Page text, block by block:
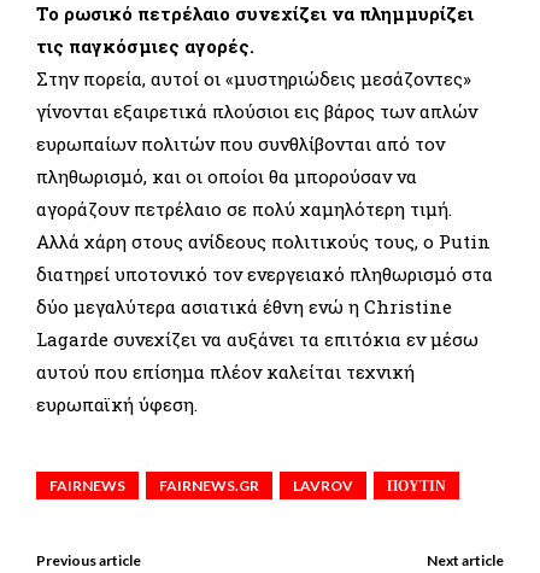
Το ρωσικό πετρέλαιο συνεχίζει να πλημμυρίζει
τις παγκόσμιες αγορές.
Στην πορεία, αυτοί οι «μυστηριώδεις μεσάζοντες»
γίνονται εξαιρετικά πλούσιοι εις βάρος των απλών
ευρωπαίων πολιτών που συνθλίβονται από τον
πληθωρισμό, και οι οποίοι θα μπορούσαν να
αγοράζουν πετρέλαιο σε πολύ χαμηλότερη τιμή.
Αλλά χάρη στους ανίδεους πολιτικούς τους, ο Putin
διατηρεί υποτονικό τον ενεργειακό πληθωρισμό στα
δύο μεγαλύτερα ασιατικά έθνη ενώ η Christine
Lagarde συνεχίζει να αυξάνει τα επιτόκια εν μέσω
αυτού που επίσημα πλέον καλείται τεχνική
ευρωπαϊκή ύφεση.
FAIRNEWS FAIRNEWS.GR LAVROV ΠΟΥΤΙΝ
Previous article Next article